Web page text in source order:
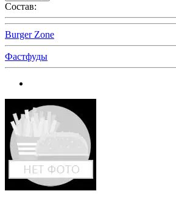
Состав:
Burger Zone
Фастфуды